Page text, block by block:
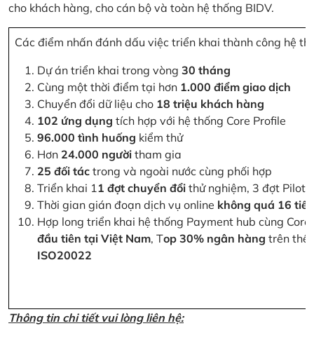
cho khách hàng, cho cán bộ và toàn hệ thống BIDV.
Các điểm nhấn đánh dấu việc triển khai thành công hệ
Dự án triển khai trong vòng 30 tháng
Cùng một thời điểm tại hơn 1.000 điểm giao dịch
Chuyển đổi dữ liệu cho 18 triệu khách hàng
102 ứng dụng tích hợp với hệ thống Core Profile
96.000 tình huống kiểm thử
Hơn 24.000 người tham gia
25 đối tác trong và ngoài nước cùng phối hợp
Triển khai 11 đợt chuyển đổi thử nghiệm, 3 đợt Pilot
Thời gian gián đoạn dịch vụ online không quá 16
Hợp long triển khai hệ thống Payment hub cùng
đầu tiên tại Việt Nam, Top 30% ngân hàng trên thế
ISO20022
Thông tin chi tiết vui lòng liên hệ: